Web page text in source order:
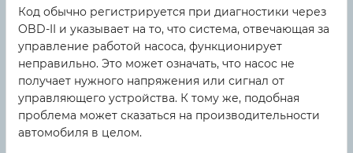
Код обычно регистрируется при диагностики через
OBD-II и указывает на то, что система, отвечающая за
управление работой насоса, функционирует
неправильно. Это может означать, что насос не
получает нужного напряжения или сигнал от
управляющего устройства. К тому же, подобная
проблема может сказаться на производительности
автомобиля в целом.